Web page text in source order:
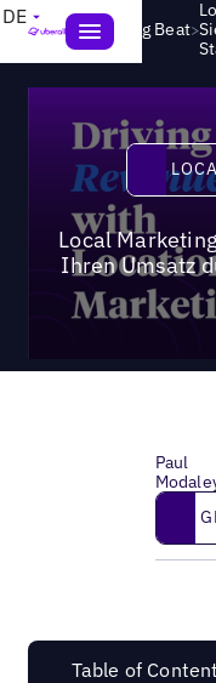
DE
Local Marketing Beat>
Local
Ihren Umsatz
Paul
Get
Table of Content